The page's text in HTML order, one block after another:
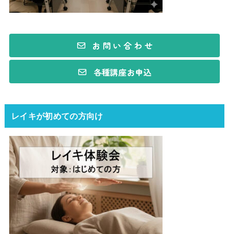
お 問 い 合 わ せ
各種講座お申込
レイキが初めての方向け